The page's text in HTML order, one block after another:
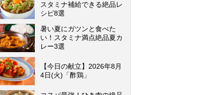
スタミナ補給できる絶品レ
シピ8選
暑い夏にガツンと食べた
い！スタミナ満点絶品夏カ
レー3選
【今日の献立】2026年8月
4日(火)「酢鶏」